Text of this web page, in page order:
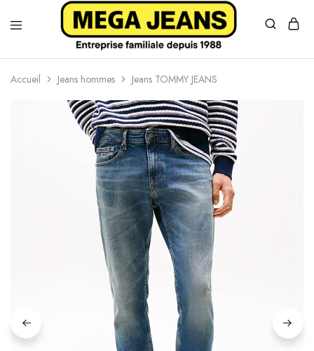
Mega
Distributeur
des
marques
Accueil Jeans hommes Jeans TOMMY JEANS